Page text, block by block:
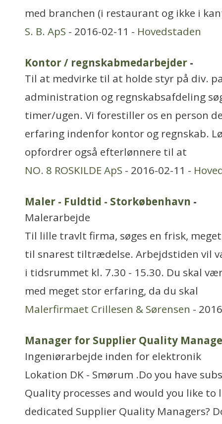
med branchen (i restaurant og ikke i
S. B. ApS - 2016-02-11 - Hovedstaden
Kontor / regnskabmedarbejder -
Til at medvirke til at holde styr på div.
administration og regnskabsafdeling
timer/ugen. Vi forestiller os en person
erfaring indenfor kontor og regnskab.
opfordrer også efterlønnere til at
NO. 8 ROSKILDE ApS - 2016-02-11 -
Maler - Fuldtid - Storkøbenhavn -
Malerarbejde
Til lille travlt firma, søges en frisk,
til snarest tiltrædelse. Arbejdstiden vil
i tidsrummet kl. 7.30 - 15.30. Du skal
med meget stor erfaring, da du skal
Malerfirmaet Crillesen & Sørensen -
Manager for Supplier Quality
Ingeniørarbejde inden for elektronik
Lokation DK - Smørum .Do you have
Quality processes and would you like to
dedicated Supplier Quality Managers?